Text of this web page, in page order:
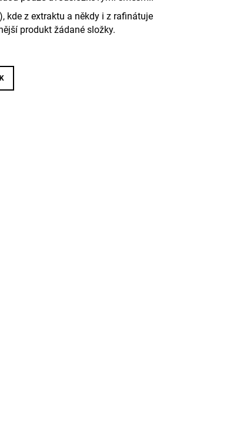
kde z extraktu a někdy i z rafinátuje
produkt žádané složky.